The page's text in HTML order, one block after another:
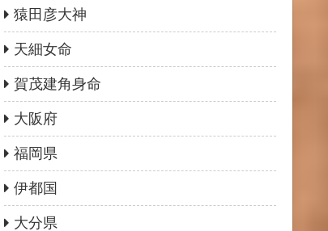
猿田彦大神
天細女命
賀茂建角身命
大阪府
福岡県
伊都国
大分県